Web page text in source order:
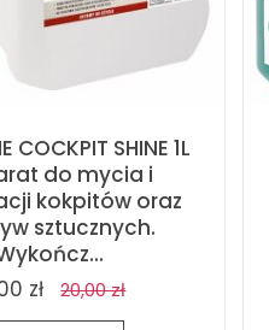
COCKPIT SHINE 1L
do mycia i
kokpitów oraz
sztucznych.
zł
20,00 zł